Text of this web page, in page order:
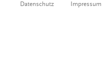
Datenschutz
Impressum